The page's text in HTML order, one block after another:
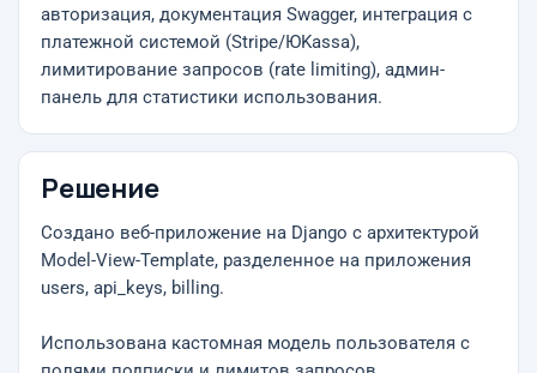
авторизация, документация Swagger, интеграция с
платежной системой (Stripe/ЮKassa),
лимитирование запросов (rate limiting), админ-
панель для статистики использования.
Решение
Создано веб-приложение на Django с архитектурой
Model-View-Template, разделенное на приложения
users, api_keys, billing.
Использована кастомная модель пользователя с